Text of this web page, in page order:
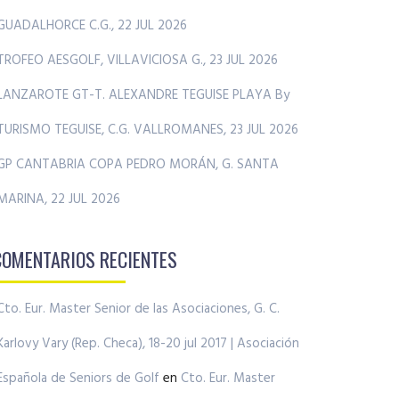
C.G., 22 JUL 2026
AESGOLF, VILLAVICIOSA G., 23 JUL 2026
GT-T. ALEXANDRE TEGUISE PLAYA By
TEGUISE, C.G. VALLROMANES, 23 JUL 2026
CANTABRIA COPA PEDRO MORÁN, G. SANTA
22 JUL 2026
RECIENTES
Eur. Master Senior de las Asociaciones, G. C.
Vary (Rep. Checa), 18-20 jul 2017 | Asociación
de Seniors de Golf en Cto. Eur. Master